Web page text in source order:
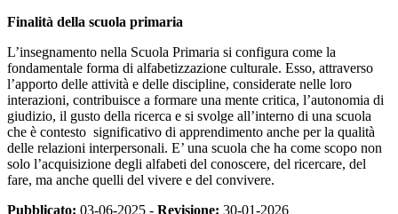
Finalità della scuola primaria
L’insegnamento nella Scuola Primaria si configura come la
fondamentale forma di alfabetizzazione culturale. Esso, attraverso
l’apporto delle attività e delle discipline, considerate nelle loro
interazioni, contribuisce a formare una mente critica, l’autonomia di
giudizio, il gusto della ricerca e si svolge all’interno di una scuola
che è contesto significativo di apprendimento anche per la qualità
delle relazioni interpersonali. E’ una scuola che ha come scopo non
solo l’acquisizione degli alfabeti del conoscere, del ricercare, del
fare, ma anche quelli del vivere e del convivere.
Pubblicato: 03-06-2025 - Revisione: 30-01-2026